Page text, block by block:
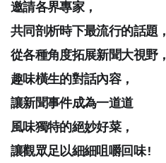
邀請各界專家，
共同剖析時下最流行的話題，
從各種角度拓展新聞大視野，
趣味橫生的對話內容，
讓新聞事件成為一道道
風味獨特的絕妙好菜，
讓觀眾足以細細咀嚼回味!